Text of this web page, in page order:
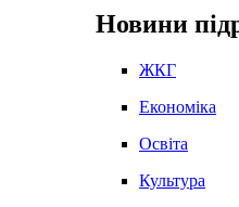
Новини
ЖКГ
Економіка
Освіта
Культура